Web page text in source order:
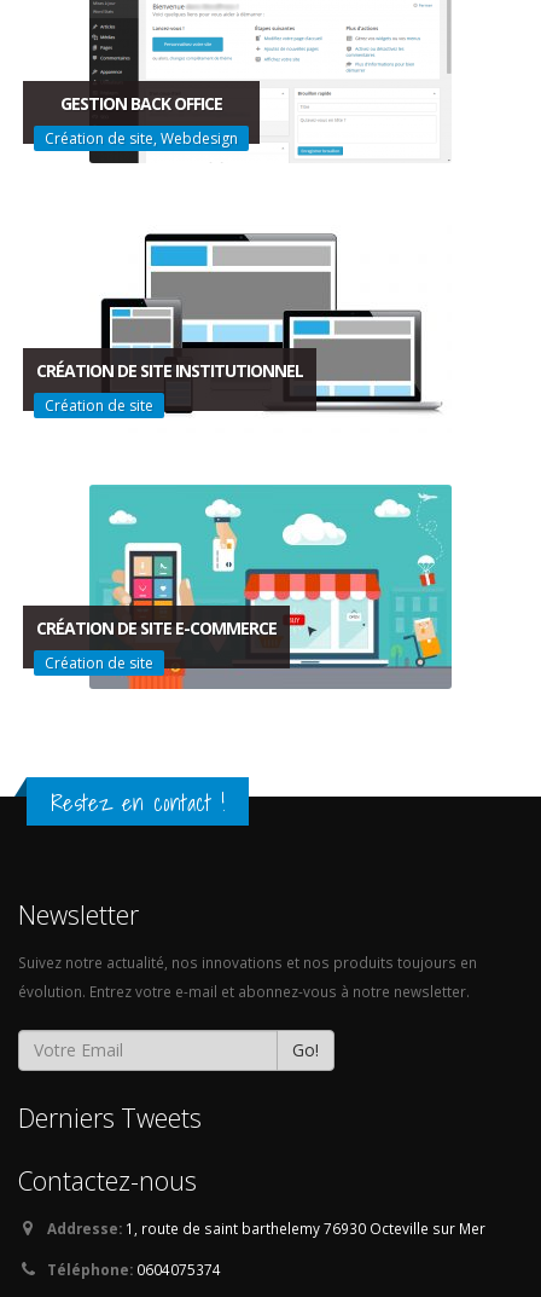
GESTION BACK OFFICE
Création de site, Webdesign
CRÉATION DE SITE INSTITUTIONNEL
Création de site
CRÉATION DE SITE E-COMMERCE
Création de site
Restez en contact !
Newsletter
Suivez notre actualité, nos innovations et nos produits toujours en
évolution. Entrez votre e-mail et abonnez-vous à notre newsletter.
Go!
Derniers Tweets
Contactez-nous
Addresse: 1, route de saint barthelemy76930 Octeville sur Mer
Téléphone: 0604075374